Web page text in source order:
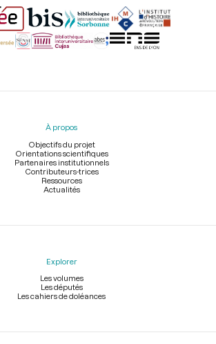
À propos
Objectifs du projet
Orientations scientifiques
Partenaires institutionnels
Contributeurs-trices
Ressources
Actualités
Explorer
Les volumes
Les députés
Les cahiers de doléances